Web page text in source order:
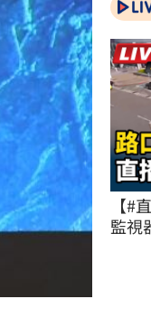
【#
監視